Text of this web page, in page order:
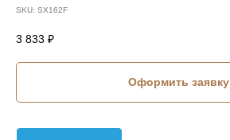
SKU: SX162F
3 833 ₽
Оформить заявку